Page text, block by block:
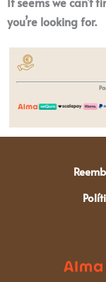
you’re looking for.